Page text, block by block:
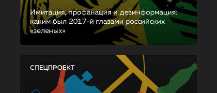
Имитация, профанация и дезинформация:
каким был 2017-й глазами российских
«зеленых»
СПЕЦПРОЕКТ